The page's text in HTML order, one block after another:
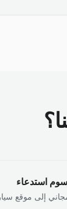
استدعاء
إلى موقع